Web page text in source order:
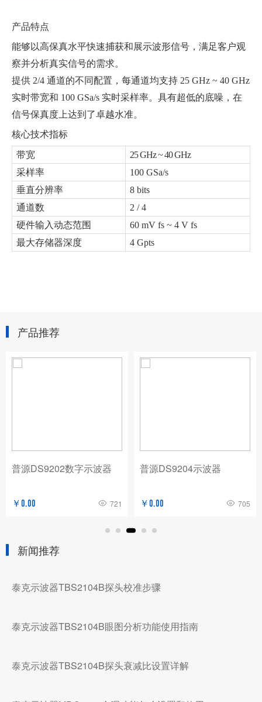
产品特点
能够以高保真水平快速捕获和展示波形信号，满足客户观
察并分析真实信号的需求。
提供 2/4 通道的不同配置，每通道均支持 25 GHz ~ 40 GHz
实时带宽和 100 GSa/s 实时采样率。具有超低的底噪，在
信号保真度上达到了卓越水准。
核心技术指标
带宽
25 GHz ~ 40 GHz
采样率
100 GSa/s
垂直分辨率
8 bits
通道数
2 / 4
硬件输入动态范围
60 mV fs ~ 4 V fs
最大存储器深度
4 Gpts
产品推荐
普源DS9202数字示波器
￥0.00 721
普源DS9204示波器
￥0.00 705
新闻推荐
泰克示波器TBS2104B探头校准步骤
泰克示波器TBS2104B眼图分析功能使用指南
泰克示波器TBS2104B探头衰减比设置详解